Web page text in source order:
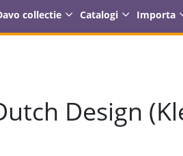
collectie Catalogi Importa
Design